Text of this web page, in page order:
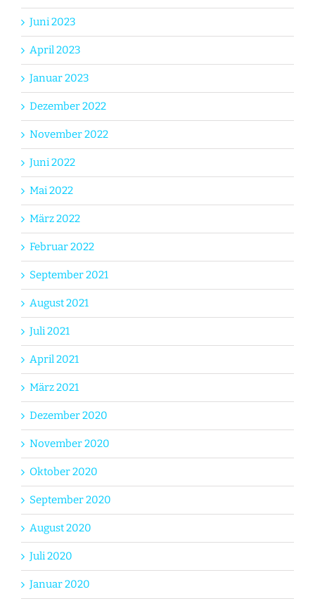
Juni 2023
April 2023
Januar 2023
Dezember 2022
November 2022
Juni 2022
Mai 2022
März 2022
Februar 2022
September 2021
August 2021
Juli 2021
April 2021
März 2021
Dezember 2020
November 2020
Oktober 2020
September 2020
August 2020
Juli 2020
Januar 2020